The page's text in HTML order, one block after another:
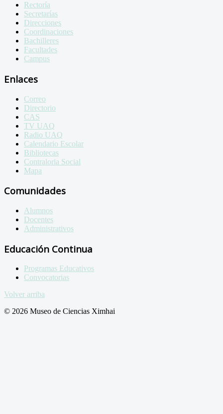
Rectoría
Secretarías
Direcciones
Coordinaciones
Bachilleres
Facultades
Campus
Enlaces
Correo
Directorio
CAS
TV UAQ
Radio UAQ
Calendario Escolar
Bibliotecas
Contraloria Social
Mapa
Comunidades
Alumnos
Docentes
Administrativos
Educación Continua
Programas Educativos
Convocatorias
Volver arriba
© 2026 Museo de Ciencias Ximhai